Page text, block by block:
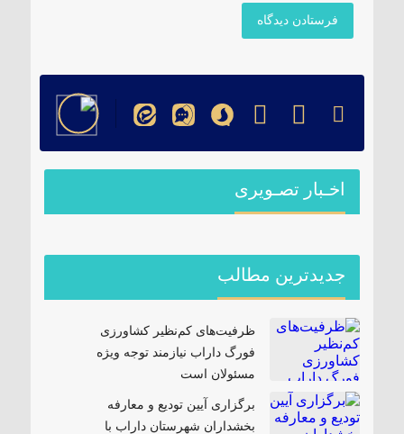
اخـبار تصـویری
جدیدترین مطالب
ظرفیت‌های کم‌نظیر کشاورزی
فورگ داراب نیازمند توجه ویژه
مسئولان است
برگزاری آیین تودیع و معارفه
بخشداران شهرستان داراب با